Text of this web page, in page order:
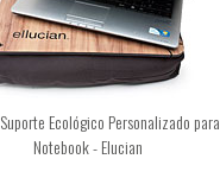
Suporte Ecológico Personalizado para
Notebook - Elucian